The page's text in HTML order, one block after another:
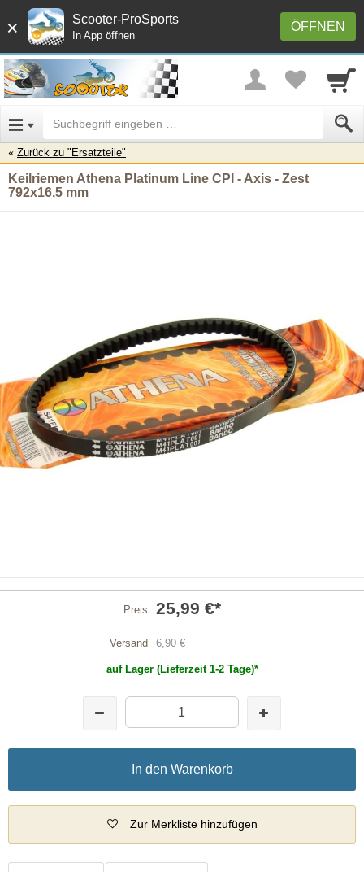
× ÖFFNEN
Scooter-ProSports
In App öffnen
Zurück zu "Ersatzteile"
Keilriemen Athena Platinum Line CPI - Axis - Zest
792x16,5 mm
Preis 25,99 €*
Versand 6,90 €
auf Lager (Lieferzeit 1-2 Tage)*
In den Warenkorb
Zur Merkliste hinzufügen